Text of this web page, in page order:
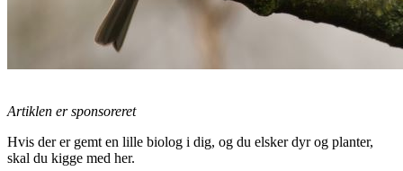
Artiklen er sponsoreret
Hvis der er gemt en lille biolog i dig, og du elsker dyr og planter,
skal du kigge med her.